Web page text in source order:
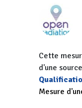
Cette
d'une
Mesure